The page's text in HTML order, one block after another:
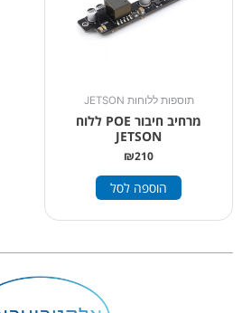
תוספות ללוחות JETSON
מרחיב חיבור POE ללוח
JETSON
₪210
הוספה לסל